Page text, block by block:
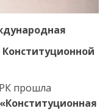
прошла
«Конституционная